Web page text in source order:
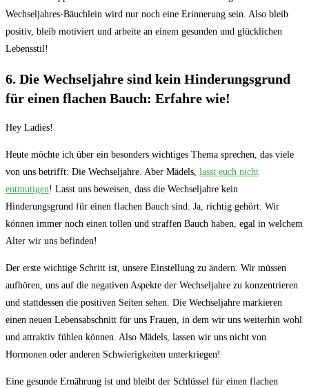
Wechseljahres-Bäuchlein wird nur noch eine Erinnerung sein.‌ Also bleib​
positiv, bleib motiviert und arbeite ⁤an einem gesunden und glücklichen
Lebensstil!
6. Die Wechseljahre‍ sind kein Hinderungsgrund
für einen flachen Bauch: ‍Erfahre wie!
Hey Ladies!
Heute möchte ich über ein besonders wichtiges Thema sprechen, das viele
von uns betrifft: Die Wechseljahre. Aber Mädels,​ lasst euch nicht
entmutigen! Lasst uns beweisen, dass die Wechseljahre kein
Hinderungsgrund für⁢ einen flachen Bauch ⁢sind.​ Ja, richtig gehört: Wir
können immer noch einen tollen und straffen Bauch‌ haben, egal in welchem
Alter wir uns befinden!
Der erste wichtige Schritt ist, unsere Einstellung ⁢zu ändern. Wir müssen
aufhören, uns auf die negativen Aspekte der Wechseljahre zu konzentrieren
und stattdessen die ⁢positiven Seiten sehen. Die Wechseljahre markieren
einen neuen Lebensabschnitt für ⁢uns‍ Frauen, in dem wir uns weiterhin wohl
und attraktiv‌ fühlen können. ⁢Also Mädels, lassen wir uns nicht von
Hormonen oder anderen Schwierigkeiten unterkriegen!
Eine gesunde Ernährung ist und bleibt der ​Schlüssel für einen flachen⁣